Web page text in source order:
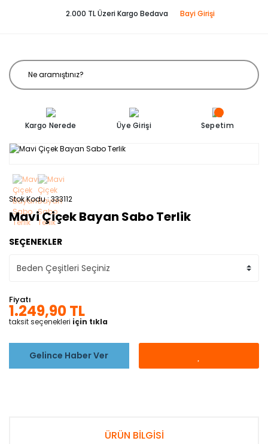
2.000 TL Üzeri Kargo Bedava Bayi Girişi
Kargo Nerede Üye Girişi Sepetim
Stok Kodu 333112
Mavi Çiçek Bayan Sabo Terlik
SEÇENEKLER
Fiyatı
1.249,90 TL
taksit seçenekleri için tıkla
Gelince Haber Ver
ÜRÜN BİLGİSİ